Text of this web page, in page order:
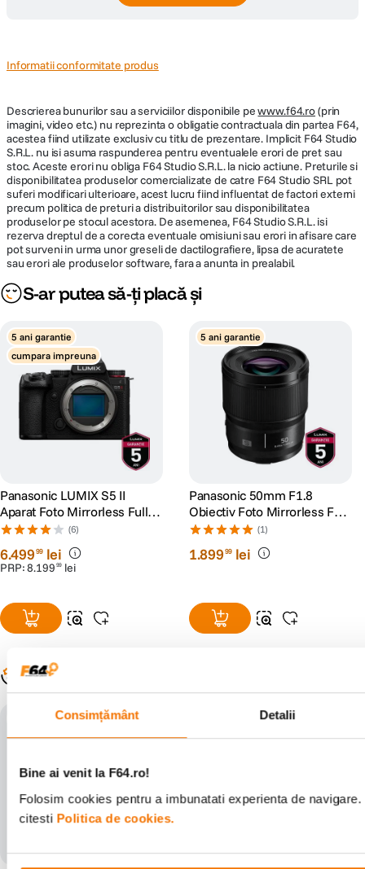
Consimțământ Detalii
Bine ai venit la F64.ro!
Folosim cookies pentru a imbunatati experienta de
citesti Politica de cookies.
DIMENSIUNE / GREUTATE:
Diametru
maxim
60.8mm
Lungime 52 mm
Greutate 125 g
DETALII PRODUCATOR
Cod producator H-H025E-S
Informatii conformitate produs
Descrierea bunurilor sau a serviciilor disponibile pewww.f64.ro(prin
imagini, video etc.) nu reprezinta o obligatie contractuala din partea F64,
acestea fiind utilizate exclusiv cu titlu de prezentare. Implicit F64 Studio
S.R.L. nu isi asuma raspunderea pentru eventualele erori de pret sau
stoc. Aceste erori nu obliga F64 Studio S.R.L. la nicio actiune. Preturile si
disponibilitatea produselor comercializate de catre F64 Studio SRL pot
suferi modificari ulterioare, acest lucru fiind influentat de factori externi
precum politica de preturi a distribuitorilor sau disponibilitatea
produselor pe stocul acestora. De asemenea, F64 Studio S.R.L. isi
rezerva dreptul de a corecta eventuale omisiuni sau erori in afisare care
pot surveni in urma unor greseli de dactilografiere, lipsa de acuratete
sau erori ale produselor software, fara a anunta in prealabil.
S-ar putea să-ți placă și
5 ani garantie
cumpara impreuna
Panasonic LUMIX S5 II
Aparat Foto Mirrorless Full
Frame 24.2MP
(6)
6.49999 lei
PRP:8.199 99 lei
5 ani garantie
Panasonic 50mm F1.8
Obiectiv Foto Mirrorless Full
Frame L-mount (White-box)
(1)
1.89999 lei
Populare în aceeași categorie
5 ani garantie
5 ani garantie
cumpara impreuna